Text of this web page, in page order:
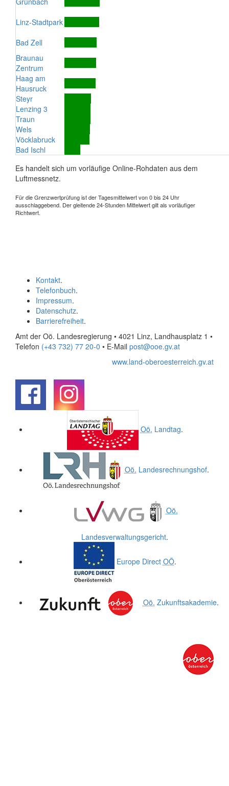
Linz-Stadtpark
Bad Zell
Braunau
Zentrum
Haag am
Hausruck
Steyr
Lenzing 3
Traun
Wels
Vöcklabruck
Bad Ischl
Es handelt sich um vorläufige Online-Rohdaten aus dem
Luftmessnetz.
Für die Grenzwertprüfung ist der Tagesmittelwert von 0 bis 24 Uhr
ausschlaggebend. Der gleitende 24-Stunden Mittelwert gilt als vorläufiger
Richtwert.
Kontakt.
Telefonbuch.
Impressum.
Datenschutz.
Barrierefreiheit.
Amt der Oö. Landesregierung • 4021 Linz, Landhausplatz 1 •
Telefon (+43 732) 77 20-0 • E-Mail post@ooe.gv.at
www.land-oberoesterreich.gv.at
Oö. Landtag.
Oö. Landesrechnungshof.
Oö.
Landesverwaltungsgericht.
Europe Direct OÖ.
Oö. Zukunftsakademie.